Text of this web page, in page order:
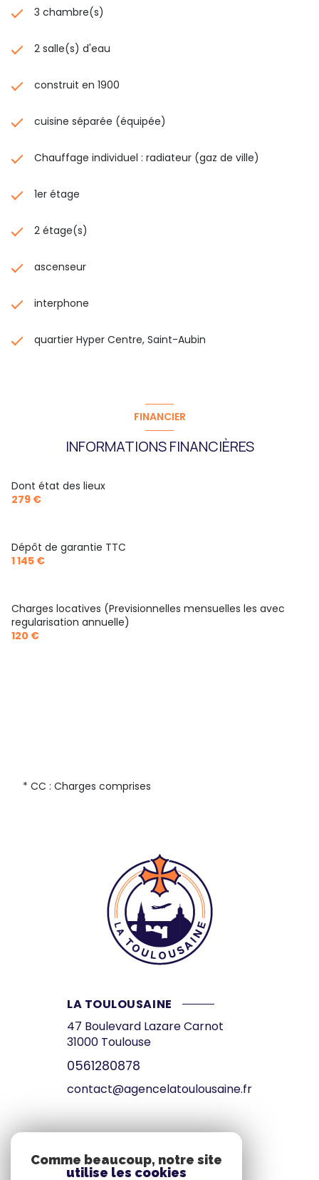
3 chambre(s)
2 salle(s) d'eau
construit en 1900
cuisine séparée (équipée)
Chauffage individuel : radiateur (gaz de ville)
1er étage
2 étage(s)
ascenseur
interphone
quartier Hyper Centre, Saint-Aubin
FINANCIER
INFORMATIONS FINANCIÈRES
Dont état des lieux
279 €
Dépôt de garantie TTC
1 145 €
Charges locatives (Previsionnelles mensuelles les avec
regularisation annuelle)
120 €
* CC : Charges comprises
LA TOULOUSAINE
47 Boulevard Lazare Carnot
31000 Toulouse
0561280878
contact@agencelatoulousaine.fr
Espace propriétaire
Comme beaucoup, notre site
utilise les cookies